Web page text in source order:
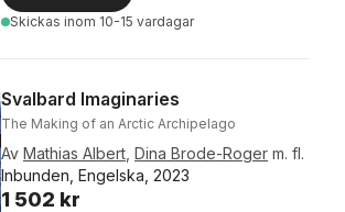
Skickas inom 10-15 vardagar
Svalbard Imaginaries
The Making of an Arctic Archipelago
Av Mathias Albert Dina Brode-Roger m. fl.
Inbunden, Engelska, 2023
1 502 kr